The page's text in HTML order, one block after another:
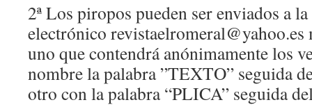
2ª Los piropos pueden ser enviados a
electrónico revistaelromeral@yahoo.es
uno que contendrá anónimamente los
nombre la palabra ”TEXTO” seguida
otro con la palabra “PLICA” seguida